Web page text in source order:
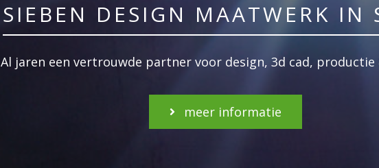
SIEBEN DESIGN MAATWERK IN
Al jaren een vertrouwde partner voor design, 3d cad, productie
meer informatie